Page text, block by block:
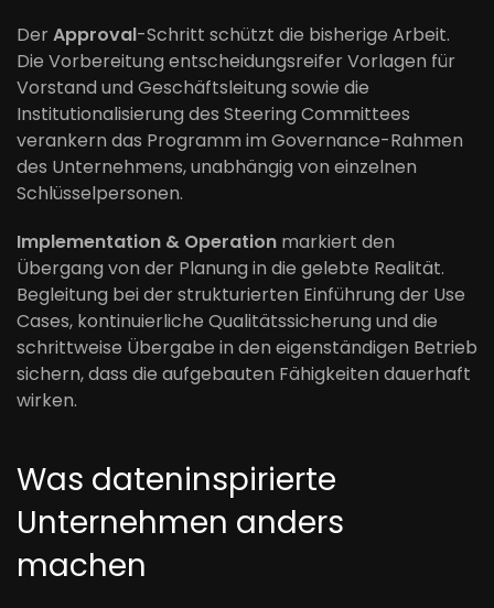
DerApproval-Schritt schützt die bisherige Arbeit.
Die Vorbereitung entscheidungsreifer Vorlagen für
Vorstand und Geschäftsleitung sowie die
Institutionalisierung des Steering Committees
verankern das Programm im Governance-Rahmen
des Unternehmens, unabhängig von einzelnen
Schlüsselpersonen.
Implementation & Operation markiert den
Übergang von der Planung in die gelebte Realität.
Begleitung bei der strukturierten Einführung der Use
Cases, kontinuierliche Qualitätssicherung und die
schrittweise Übergabe in den eigenständigen Betrieb
sichern, dass die aufgebauten Fähigkeiten dauerhaft
wirken.
Was dateninspirierte
Unternehmen anders
machen